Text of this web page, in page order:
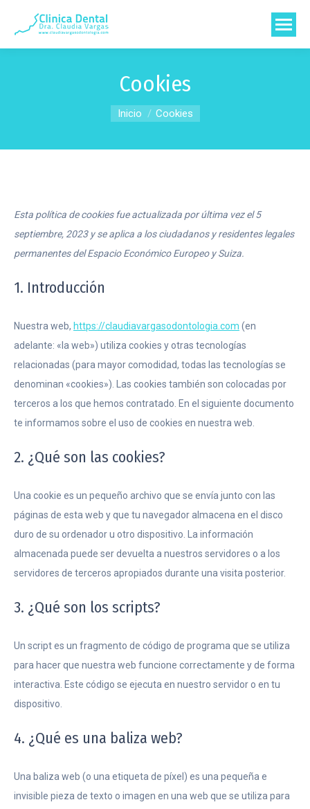
Cookies
Estás aquí:
Inicio Cookies
Esta política de cookies fue actualizada por última vez el 5
septiembre, 2023 y se aplica a los ciudadanos y residentes legales
permanentes del Espacio Económico Europeo y Suiza.
1. Introducción
Nuestra web, https://claudiavargasodontologia.com (en
adelante: «la web») utiliza cookies y otras tecnologías
relacionadas (para mayor comodidad, todas las tecnologías se
denominan «cookies»). Las cookies también son colocadas por
terceros a los que hemos contratado. En el siguiente documento
te informamos sobre el uso de cookies en nuestra web.
2. ¿Qué son las cookies?
Una cookie es un pequeño archivo que se envía junto con las
páginas de esta web y que tu navegador almacena en el disco
duro de su ordenador u otro dispositivo. La información
almacenada puede ser devuelta a nuestros servidores o a los
servidores de terceros apropiados durante una visita posterior.
3. ¿Qué son los scripts?
Un script es un fragmento de código de programa que se utiliza
para hacer que nuestra web funcione correctamente y de forma
interactiva. Este código se ejecuta en nuestro servidor o en tu
dispositivo.
4. ¿Qué es una baliza web?
Una baliza web (o una etiqueta de píxel) es una pequeña e
invisible pieza de texto o imagen en una web que se utiliza para